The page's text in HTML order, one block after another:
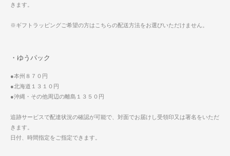
きます。
※ギフトラッピングご希望の方はこちらの配送方法をお選びいただけません。
・ゆうパック
●本州８７０円
●北海道１３１０円
●沖縄・その他周辺の離島１３５０円
追跡サービスで配達状況の確認が可能で、対面でお届けし受領印又は署名をいただ
きます。
日付、時間指定をご指定できます。